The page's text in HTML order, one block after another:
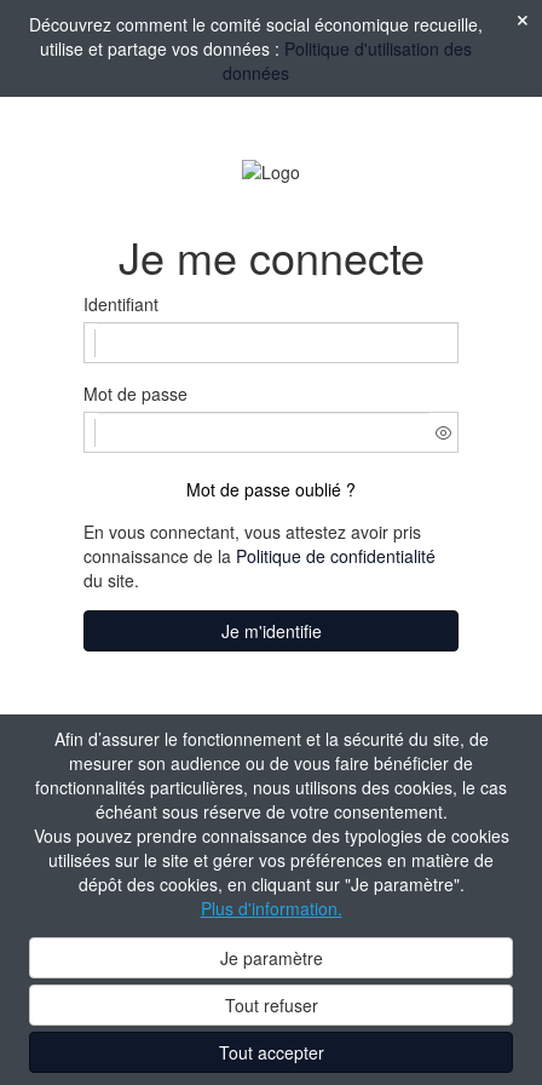
Afin d’assurer le fonctionnement et la sécurité du site, de
mesurer son audience ou de vous faire bénéficier de
fonctionnalités particulières, nous utilisons des cookies, le cas
échéant sous réserve de votre consentement.
Vous pouvez prendre connaissance des typologies de cookies
utilisées sur le site et gérer vos préférences en matière de
dépôt des cookies, en cliquant sur "Je paramètre".
Plus d'information.
Je paramètre
Tout refuser
Tout accepter
Découvrez comment le comité social économique recueille,
utilise et partage vos données : Politique d'utilisation des
données
Je me connecte
Identifiant
Mot de passe
Mot de passe oublié ?
En vous connectant, vous attestez avoir pris
connaissance de la Politique de confidentialité
du site.
Je m'identifie